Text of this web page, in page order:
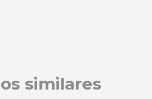
similares